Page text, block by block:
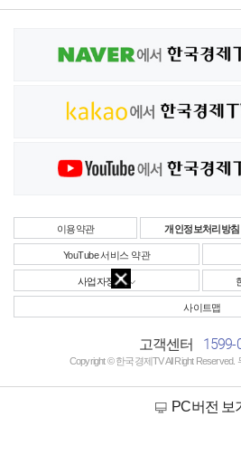
이용약관 개인정보처리방침
YouTube 서비스 약관
사업자정보
사이트맵
고객센터 1599-
Copyright © 한국경제TV All Right
PC버전 보